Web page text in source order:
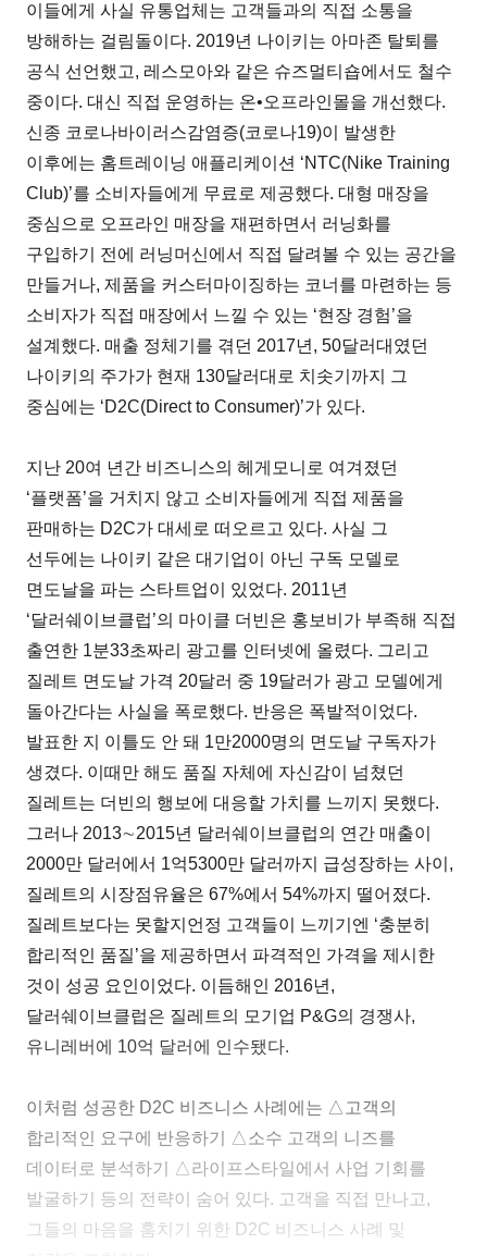
이들에게 사실 유통업체는 고객들과의 직접 소통을
방해하는 걸림돌이다. 2019년 나이키는 아마존 탈퇴를
공식 선언했고, 레스모아와 같은 슈즈멀티숍에서도 철수
중이다. 대신 직접 운영하는 온•오프라인몰을 개선했다.
신종 코로나바이러스감염증(코로나19)이 발생한
이후에는 홈트레이닝 애플리케이션 ‘NTC(Nike Training
Club)’를 소비자들에게 무료로 제공했다. 대형 매장을
중심으로 오프라인 매장을 재편하면서 러닝화를
구입하기 전에 러닝머신에서 직접 달려볼 수 있는 공간을
만들거나, 제품을 커스터마이징하는 코너를 마련하는 등
소비자가 직접 매장에서 느낄 수 있는 ‘현장 경험’을
설계했다. 매출 정체기를 겪던 2017년, 50달러대였던
나이키의 주가가 현재 130달러대로 치솟기까지 그
중심에는 ‘D2C(Direct to Consumer)’가 있다.
지난 20여 년간 비즈니스의 헤게모니로 여겨졌던
‘플랫폼’을 거치지 않고 소비자들에게 직접 제품을
판매하는 D2C가 대세로 떠오르고 있다. 사실 그
선두에는 나이키 같은 대기업이 아닌 구독 모델로
면도날을 파는 스타트업이 있었다. 2011년
‘달러쉐이브클럽’의 마이클 더빈은 홍보비가 부족해 직접
출연한 1분33초짜리 광고를 인터넷에 올렸다. 그리고
질레트 면도날 가격 20달러 중 19달러가 광고 모델에게
돌아간다는 사실을 폭로했다. 반응은 폭발적이었다.
발표한 지 이틀도 안 돼 1만2000명의 면도날 구독자가
생겼다. 이때만 해도 품질 자체에 자신감이 넘쳤던
질레트는 더빈의 행보에 대응할 가치를 느끼지 못했다.
그러나 2013∼2015년 달러쉐이브클럽의 연간 매출이
2000만 달러에서 1억5300만 달러까지 급성장하는 사이,
질레트의 시장점유율은 67%에서 54%까지 떨어졌다.
질레트보다는 못할지언정 고객들이 느끼기엔 ‘충분히
합리적인 품질’을 제공하면서 파격적인 가격을 제시한
것이 성공 요인이었다. 이듬해인 2016년,
달러쉐이브클럽은 질레트의 모기업 P&G의 경쟁사,
유니레버에 10억 달러에 인수됐다.
이처럼 성공한 D2C 비즈니스 사례에는 △고객의
합리적인 요구에 반응하기 △소수 고객의 니즈를
데이터로 분석하기 △라이프스타일에서 사업 기회를
발굴하기 등의 전략이 숨어 있다. 고객을 직접 만나고,
그들의 마음을 훔치기 위한 D2C 비즈니스 사례 및